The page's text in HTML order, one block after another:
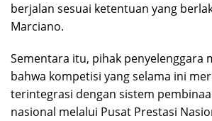
berjalan sesuai ketentuan yang
Marciano.
Sementara itu, pihak penyelenggara
bahwa kompetisi yang selama ini
terintegrasi dengan sistem
nasional melalui Pusat Prestasi